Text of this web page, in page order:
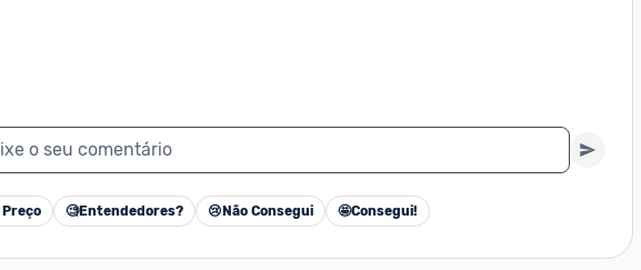
o seu comentário
🧐Entendedores? 😢 Não Consegui 🤩Consegui!